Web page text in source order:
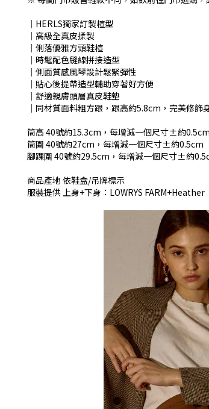
│HERLS獨家訂製楦型
│高級全真皮揉製
│俐落優雅方頭鞋楦
│時髦配色縫線拼接造型
│側面質感風琴設計鬆緊彈性
│貼心後提帶造型輔助穿著好方便
│舒適親膚頭層真皮鞋墊
│同材質面料粗方跟，跟高約5.8cm，完美修飾
筒高 40號約15.3cm，每增減一個尺寸±約0.5cm
筒圍 40號約27cm，每增減一個尺寸±約0.5cm
腳踝圍 40號約29.5cm，每增減一個尺寸±約
商品產地 依鞋盒/吊牌標示
服裝提供 上身+下身：LOWRYS FARM+Heather